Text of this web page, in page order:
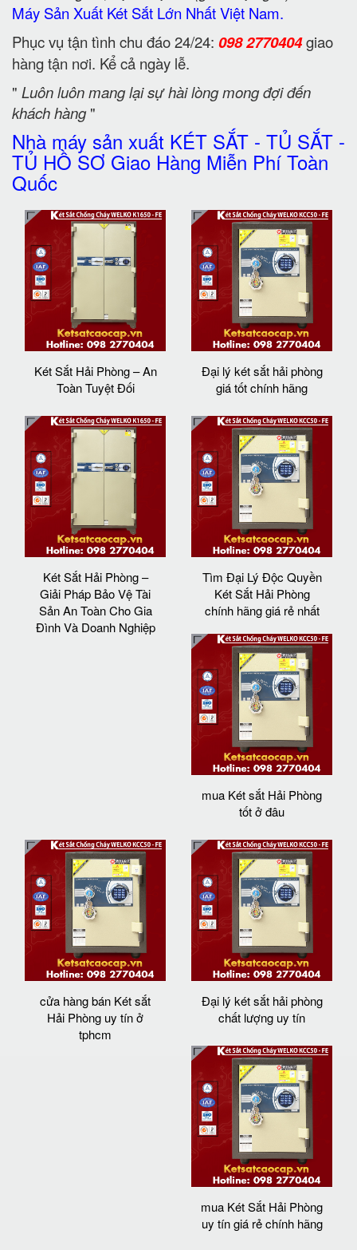
Máy Sản Xuất Két Sắt Lớn Nhất Việt Nam.
Phục vụ tận tình chu đáo 24/24: 098 2770404giao
hàng tận nơi. Kể cả ngày lễ.
" Luôn luôn mang lại sự hài lòng mong đợi đến
khách hàng"
Nhà máy sản xuất KÉT SẮT - TỦ SẮT -
TỦ HỒ SƠ Giao Hàng Miễn Phí Toàn
Quốc
Két Sắt Hải Phòng – An
Toàn Tuyệt Đối
Đại lý két sắt hải phòng
giá tốt chính hãng
Két Sắt Hải Phòng –
Giải Pháp Bảo Vệ Tài
Sản An Toàn Cho Gia
Đình Và Doanh Nghiệp
Tìm Đại Lý Độc Quyền
Két Sắt Hải Phòng
chính hãng giá rẻ nhất
mua Két sắt Hải Phòng
tốt ở đâu
cửa hàng bán Két sắt
Hải Phòng uy tín ở
tphcm
Đại lý két sắt hải phòng
chất lượng uy tín
mua Két Sắt Hải Phòng
uy tín giá rẻ chính hãng